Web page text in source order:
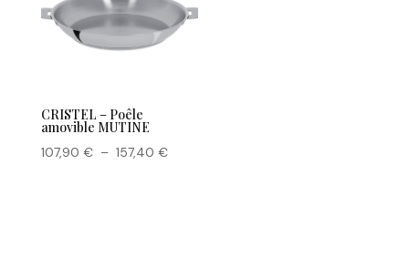
178,10 €
CRISTEL – Poêle
amovible MUTINE
107,90 € – 157,40 €Plage